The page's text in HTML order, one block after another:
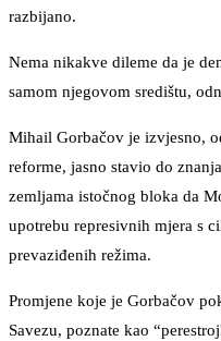
razbijano.
Nema nikakve dileme da je
samom njegovom središtu,
Mihail Gorbačov je izvjesno,
reforme, jasno stavio do
zemljama istočnog bloka da
upotrebu represivnih mjera s
prevaziđenih režima.
Promjene koje je Gorbačov
Savezu, poznate kao